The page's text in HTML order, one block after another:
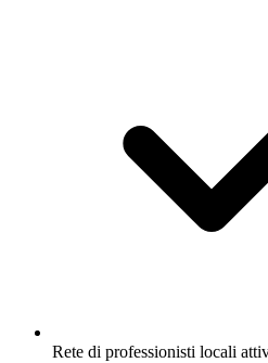
Rete di professionisti locali